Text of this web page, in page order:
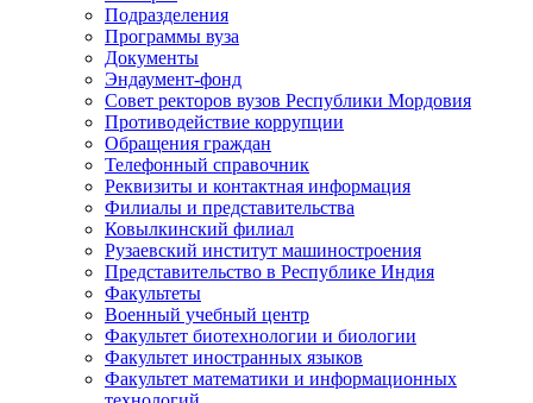
Подразделения
Программы вуза
Документы
Эндаумент-фонд
Совет ректоров вузов Республики Мордовия
Противодействие коррупции
Обращения граждан
Телефонный справочник
Реквизиты и контактная информация
Филиалы и представительства
Ковылкинский филиал
Рузаевский институт машиностроения
Представительство в Республике Индия
Факультеты
Военный учебный центр
Факультет биотехнологии и биологии
Факультет иностранных языков
Факультет математики и информационных